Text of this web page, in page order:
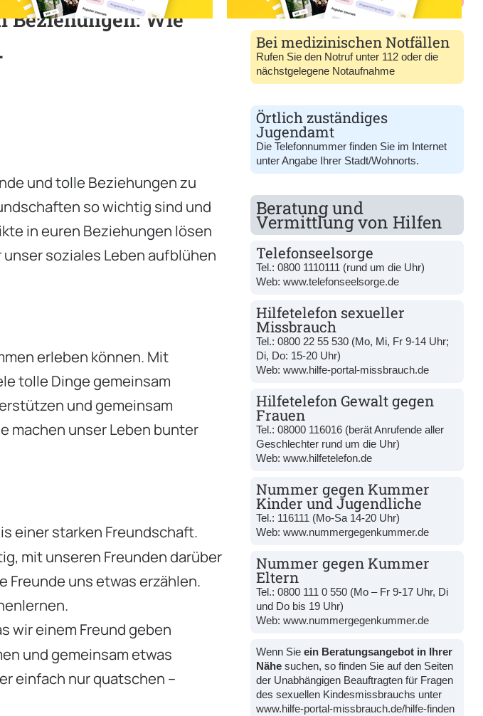
Beziehungen: Wie
und tolle Beziehungen zu
so wichtig sind und
in euren Beziehungen lösen
soziales Leben aufblühen
erleben können. Mit
tolle Dinge gemeinsam
und gemeinsam
machen unser Leben bunter
einer starken Freundschaft.
mit unseren Freunden darüber
Freunde uns etwas erzählen.
wir einem Freund geben
und gemeinsam etwas
einfach nur quatschen –
Bei medizinischen Notfällen
Rufen Sie den Notruf unter 112 oder die
nächstgelegene Notaufnahme
Örtlich zuständiges
Jugendamt
Die Telefonnummer finden Sie im Internet
unter Angabe Ihrer Stadt/Wohnorts.
Beratung und
Vermittlung von Hilfen
Telefonseelsorge
Tel.: 0800 1110111 (rund um die Uhr)
Web: www.telefonseelsorge.de
Hilfetelefon sexueller
Missbrauch
Tel.: 0800 22 55 530 (Mo, Mi, Fr 9-14 Uhr;
Di, Do: 15-20 Uhr)
Web: www.hilfe-portal-missbrauch.de
Hilfetelefon Gewalt gegen
Frauen
Tel.: 08000 116016 (berät Anrufende aller
Geschlechter rund um die Uhr)
Web: www.hilfetelefon.de
Nummer gegen Kummer
Kinder und Jugendliche
Tel.: 116111 (Mo-Sa 14-20 Uhr)
Web: www.nummergegenkummer.de
Nummer gegen Kummer
Eltern
Tel.: 0800 111 0 550 (Mo – Fr 9-17 Uhr, Di
und Do bis 19 Uhr)
Web: www.nummergegenkummer.de
Wenn Sie ein Beratungsangebot in Ihrer
Nähe suchen, so finden Sie auf den Seiten
der Unabhängigen Beauftragten für Fragen
des sexuellen Kindesmissbrauchs unter
www.hilfe-portal-missbrauch.de/hilfe-finden